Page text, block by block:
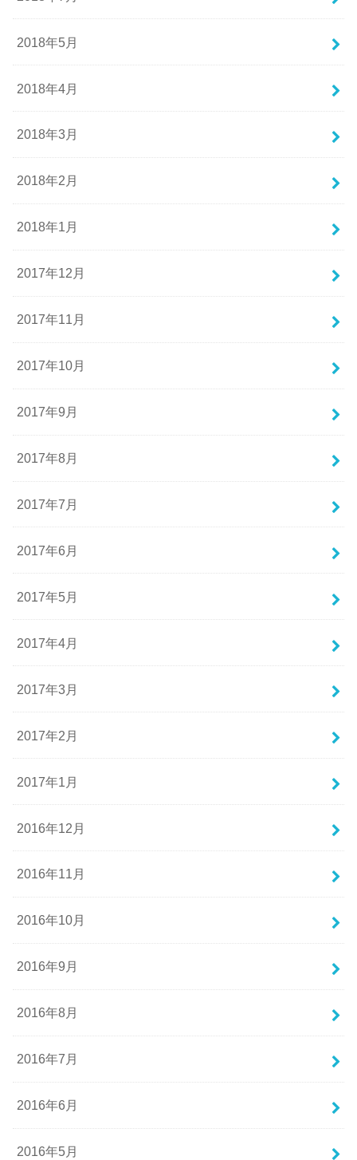
2018年5月
2018年4月
2018年3月
2018年2月
2018年1月
2017年12月
2017年11月
2017年10月
2017年9月
2017年8月
2017年7月
2017年6月
2017年5月
2017年4月
2017年3月
2017年2月
2017年1月
2016年12月
2016年11月
2016年10月
2016年9月
2016年8月
2016年7月
2016年6月
2016年5月